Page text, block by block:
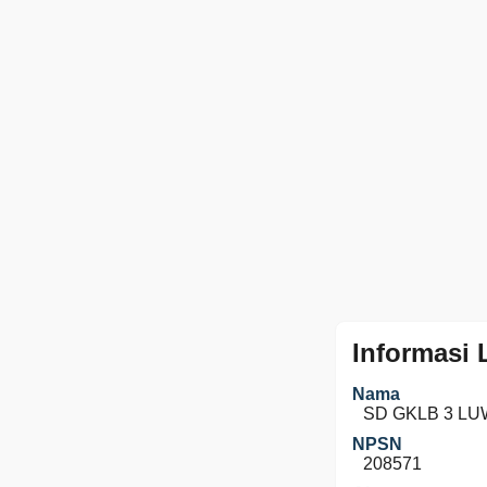
Informasi
Nama
SD GKLB 3
NPSN
208571